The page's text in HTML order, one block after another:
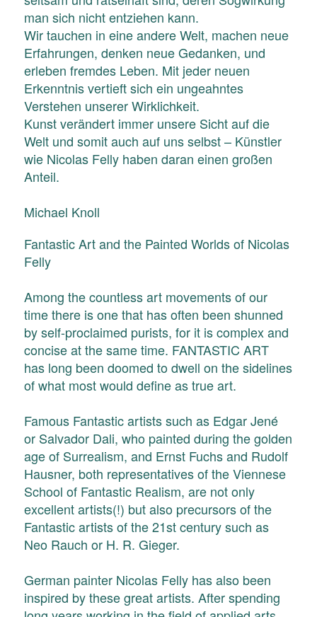
man sich nicht entziehen kann.
Wir tauchen in eine andere Welt, machen neue
Erfahrungen, denken neue Gedanken, und
erleben fremdes Leben. Mit jeder neuen
Erkenntnis vertieft sich ein ungeahntes
Verstehen unserer Wirklichkeit.
Kunst verändert immer unsere Sicht auf die
Welt und somit auch auf uns selbst – Künstler
wie Nicolas Felly haben daran einen großen
Anteil.
Michael Knoll
Fantastic Art and the Painted Worlds of Nicolas
Felly
Among the countless art movements of our
time there is one that has often been shunned
by self-proclaimed purists, for it is complex and
concise at the same time. FANTASTIC ART
has long been doomed to dwell on the sidelines
of what most would define as true art.
Famous Fantastic artists such as Edgar Jené
or Salvador Dali, who painted during the golden
age of Surrealism, and Ernst Fuchs and Rudolf
Hausner, both representatives of the Viennese
School of Fantastic Realism, are not only
excellent artists(!) but also precursors of the
Fantastic artists of the 21st century such as
Neo Rauch or H. R. Gieger.
German painter Nicolas Felly has also been
inspired by these great artists. After spending